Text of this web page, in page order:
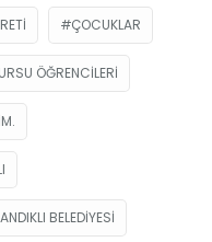
ÇOCUKLAR
ÖĞRENCILERI
BELEDIYESI